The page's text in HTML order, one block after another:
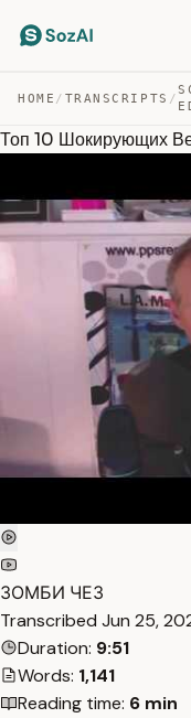
HOME / TRANSCRIPTS /
Топ 10 Шокирующих
ЗОМБИ ЧЕЗ
Transcribed Jun 25,
Duration: 9:51
Words: 1,141
Reading time: 6 min